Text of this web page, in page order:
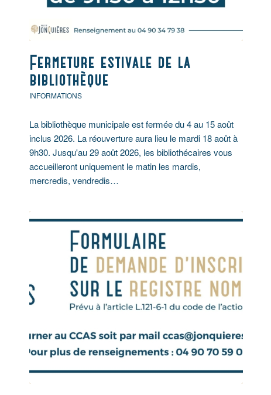
Fermeture estivale de la
bibliothèque
INFORMATIONS
La bibliothèque municipale est fermée du 4 au 15 août
inclus 2026. La réouverture aura lieu le mardi 18 août à
9h30. Jusqu'au 29 août 2026, les bibliothécaires vous
accueilleront uniquement le matin les mardis,
mercredis, vendredis…